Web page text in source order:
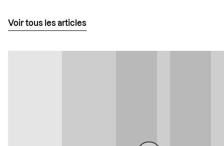
Voir tous les articles